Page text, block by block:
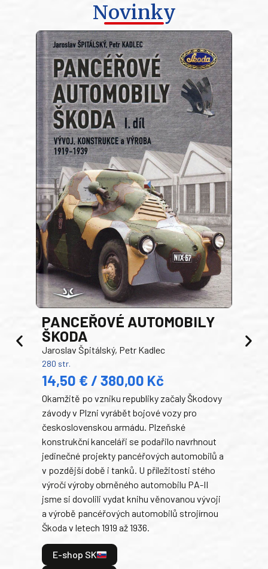
Novinky
PANCEŘOVÉ AUTOMOBILY
ŠKODA
Jaroslav Špitálský, Petr Kadlec
280 str.
14,50 € / 380,00 Kč
Okamžitě po vzniku republiky začaly Škodovy
závody v Plzni vyrábět bojové vozy pro
československou armádu. Plzeňské
konstrukční kanceláři se podařilo navrhnout
jedinečné projekty pancéřových automobilů a
v pozdější době i tanků. U příležitosti stého
výročí výroby obrněného automobilu PA-II
jsme si dovolili vydat knihu věnovanou vývoji
a výrobě pancéřových automobilů strojírnou
Škoda v letech 1919 až 1936.
E-shop SK